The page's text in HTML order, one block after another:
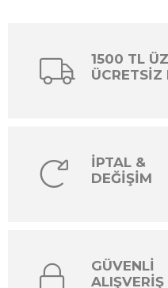
1500 TL
ÜCRETSİZ
İPTAL &
DEĞİŞİM
GÜVENLİ
ALIŞVERİŞ